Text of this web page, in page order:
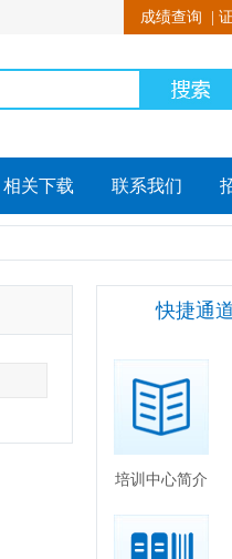
成绩查询
相关下载 联系我们
快捷通
培训中心简介